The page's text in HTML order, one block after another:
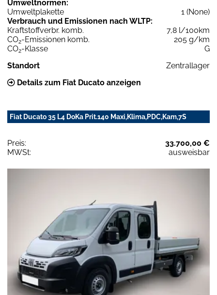
Umweltnormen:
Umweltplakette
1 (None)
Verbrauch und Emissionen nach WLTP:
Kraftstoffverbr. komb.
7,8 l/100km
CO2-Emissionen komb.
205 g/km
CO2-Klasse
G
Standort
Zentrallager
Details zum Fiat Ducato anzeigen
Fiat Ducato 35 L4 DoKa Prit.140 Maxi,Klima,PDC,Kam,7S
Preis:
33.700,00 €
MWSt:
ausweisbar